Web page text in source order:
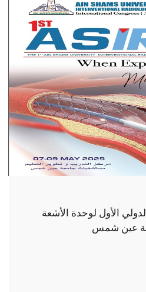
الأول لوحدة الأشعة
عين شمس